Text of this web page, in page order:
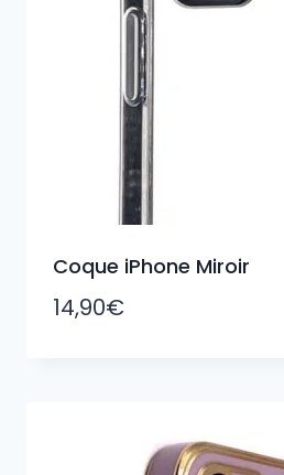
Coque iPhone Miroir
14,90€